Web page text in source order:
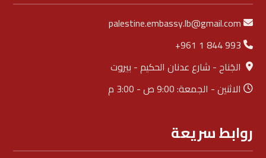
palestine.embassy.lb@gmail.com
+961 1 844 993
الجَناح - شارع عدنان الحكيم - بيروت
الاثنين - الجمعة: 9:00 ص - 3:00 م
روابط سريعة